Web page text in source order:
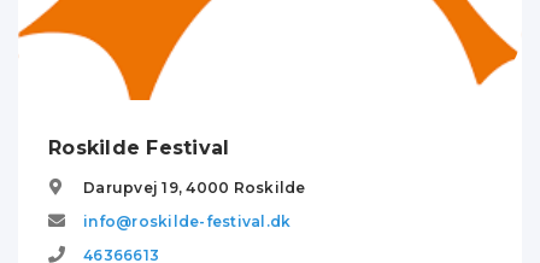
Roskilde Festival
Darupvej 19,4000 Roskilde
info@roskilde-festival.dk
46366613